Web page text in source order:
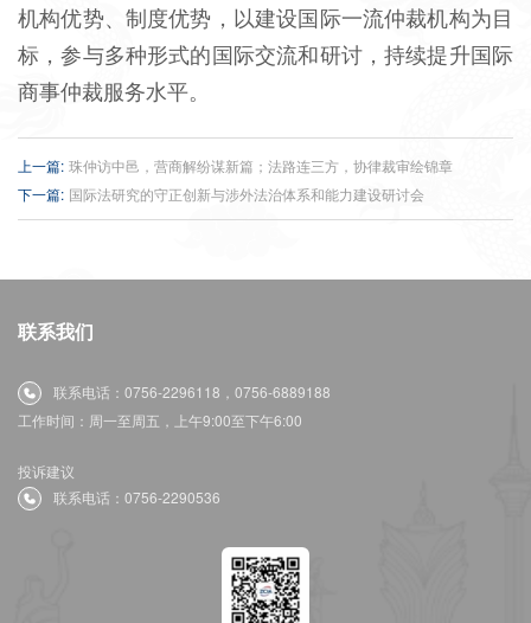
机构优势、制度优势，以建设国际一流仲裁机构为目
标，参与多种形式的国际交流和研讨，持续提升国际
商事仲裁服务水平。
上一篇: 珠仲访中邑，营商解纷谋新篇；法路连三方，协律裁审绘锦章
下一篇: 国际法研究的守正创新与涉外法治体系和能力建设研讨会
联系我们
联系电话：0756-2296118，0756-6889188
工作时间：周一至周五，上午9:00至下午6:00
投诉建议
联系电话：0756-2290536